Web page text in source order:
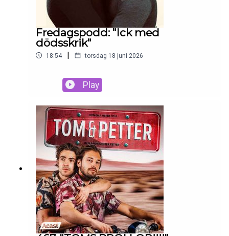
Fredagspodd: "Ick med
dödsskrik"
18:54 | torsdag 18 juni 2026
Play